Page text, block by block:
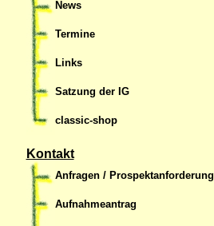
News
Termine
Links
Satzung der IG
classic-shop
Kontakt
Anfragen / Prospektanforderung
Aufnahmeantrag